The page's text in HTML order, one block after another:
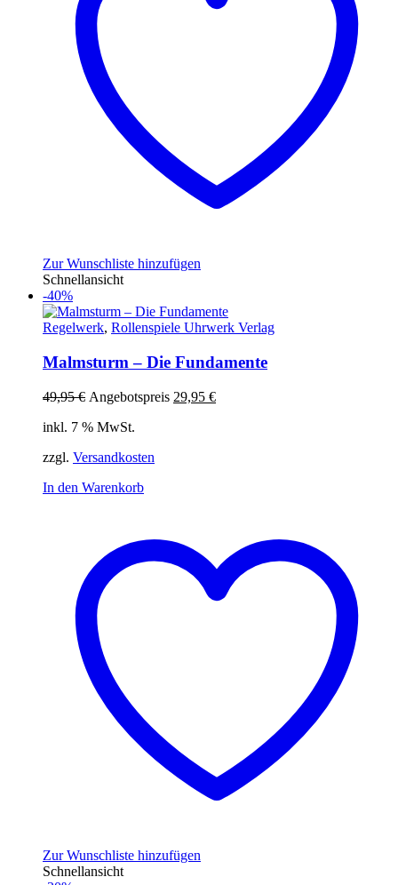
Zur Wunschliste hinzufügen
Schnellansicht
-40%
Regelwerk, Rollenspiele Uhrwerk Verlag
Malmsturm – Die Fundamente
49,95€ Ursprünglicher
war:
Angebotspreis 29,95 €Aktueller
inkl. 7 % MwSt.
zzgl. Versandkosten
In den Warenkorb
Zur Wunschliste hinzufügen
Schnellansicht